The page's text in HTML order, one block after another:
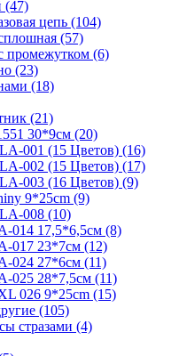
(47)
цепь (104)
(57)
промежутком (6)
(23)
(18)
(21)
30*9см (20)
001 (15 Цветов) (16)
002 (15 Цветов) (17)
003 (16 Цветов) (9)
9*25cm (9)
008 (10)
014 17,5*6,5см (8)
017 23*7см (12)
024 27*6см (11)
025 28*7,5см (11)
026 9*25cm (15)
(105)
стразами (4)